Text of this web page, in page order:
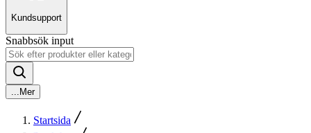
Kundsupport
Snabbsök input
Mer
Startsida